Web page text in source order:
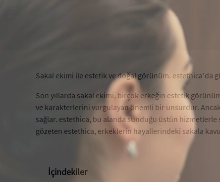
Sakal ekimi ile estetik ve doğal görünüm. estethica'da
Son yıllarda sakal ekimi, birçok erkeğin estetik
ve karakterlerini vurgulayan önemli bir unsurdur.
sağlar. estethica, bu alanda sunduğu üstün
gözeten estethica, erkeklerin hayallerindeki sakala
İçindekiler